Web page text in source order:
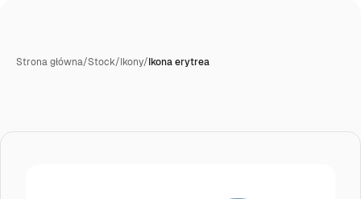
Strona główna/Stock/Ikony/Ikona erytrea